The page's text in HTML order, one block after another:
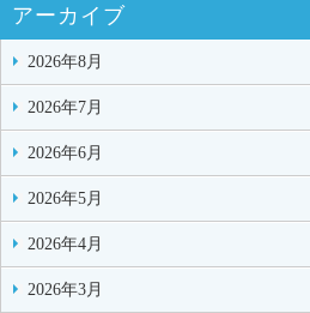
アーカイブ
2026年8月
2026年7月
2026年6月
2026年5月
2026年4月
2026年3月